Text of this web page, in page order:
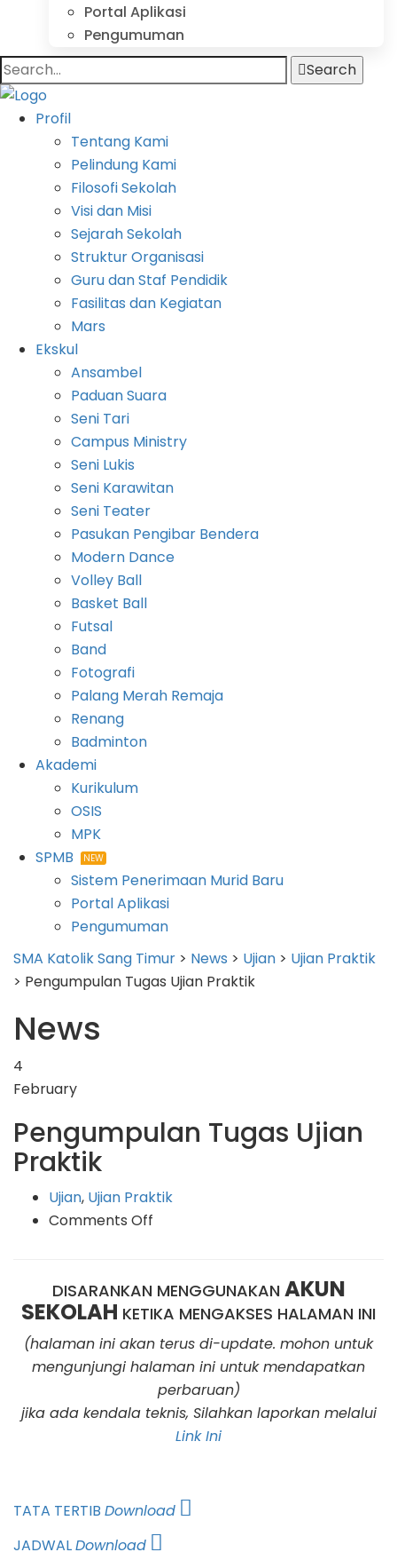
Portal Aplikasi
Pengumuman
Search
Profil
Tentang Kami
Pelindung Kami
Filosofi Sekolah
Visi dan Misi
Sejarah Sekolah
Struktur Organisasi
Guru dan Staf Pendidik
Fasilitas dan Kegiatan
Mars
Ekskul
Ansambel
Paduan Suara
Seni Tari
Campus Ministry
Seni Lukis
Seni Karawitan
Seni Teater
Pasukan Pengibar Bendera
Modern Dance
Volley Ball
Basket Ball
Futsal
Band
Fotografi
Palang Merah Remaja
Renang
Badminton
Akademi
Kurikulum
OSIS
MPK
SPMB
NEW
Sistem Penerimaan Murid Baru
Portal Aplikasi
Pengumuman
SMA Katolik Sang Timur > News > Ujian > Ujian Praktik
> Pengumpulan Tugas Ujian Praktik
News
4
February
Pengumpulan Tugas Ujian
Praktik
Ujian, Ujian Praktik
Comments Off
Ujian
Praktik
DISARANKAN MENGGUNAKAN AKUN
SEKOLAH KETIKA MENGAKSES HALAMAN INI
(halaman ini akan terus di-update. mohon untuk
mengunjungi halaman ini untuk mendapatkan
perbaruan)
jika ada kendala teknis, Silahkan laporkan melalui
Link Ini
TATA TERTIB Download
JADWALDownload